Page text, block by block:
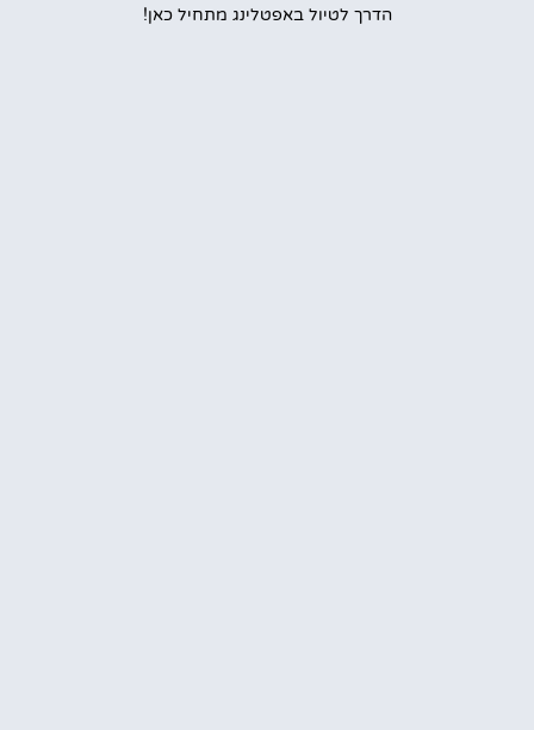
הדרך לטיול באפטלינג מתחיל כאן!